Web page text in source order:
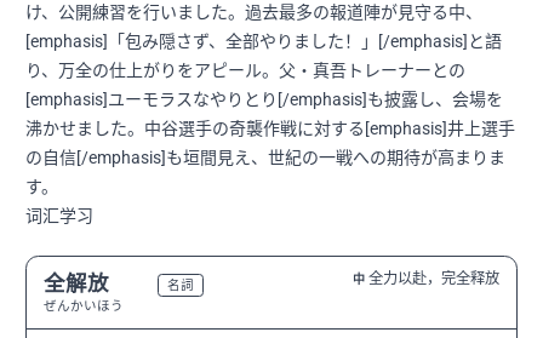
け、公開練習を行いました。過去最多の報道陣が見守る中、
[emphasis]「包み隠さず、全部やりました！」[/emphasis]と語
り、万全の仕上がりをアピール。父・真吾トレーナーとの
[emphasis]ユーモラスなやりとり[/emphasis]も披露し、会場を
沸かせました。中谷選手の奇襲作戦に対する[emphasis]井上選手
の自信[/emphasis]も垣間見え、世紀の一戦への期待が高まりま
す。
词汇学习
全解放
ぜんかいほう
名詞 中 全力以赴，完全释放